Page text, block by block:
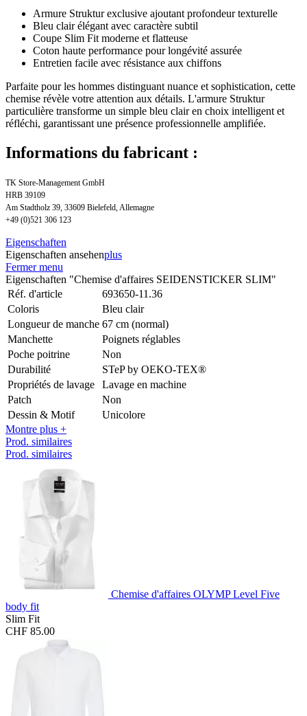
Armure Struktur exclusive ajoutant profondeur texturelle
Bleu clair élégant avec caractère subtil
Coupe Slim Fit moderne et flatteuse
Coton haute performance pour longévité assurée
Entretien facile avec résistance aux chiffons
Parfaite pour les hommes distinguant nuance et sophistication, cette
chemise révèle votre attention aux détails. L'armure Struktur
particulière transforme un simple bleu clair en choix intelligent et
réfléchi, garantissant une présence professionnelle amplifiée.
Informations du fabricant :
TK Store-Management GmbH
HRB 39109
Am Stadtholz 39, 33609 Bielefeld, Allemagne
+49 (0)521 306 123
Eigenschaften
Eigenschaften ansehenplus
Fermer menu
Eigenschaften "Chemise d'affaires SEIDENSTICKER SLIM"
Réf. d'article
693650-11.36
Coloris
Bleu clair
Longueur de manche 67 cm (normal)
Manchette
Poignets réglables
Poche poitrine
Non
Durabilité
STeP by OEKO-TEX®
Propriétés de lavage
Lavage en machine
Patch
Non
Dessin & Motif
Unicolore
Montre plus +
Prod. similaires
Prod. similaires
Chemise d'affaires OLYMP Level Five
body fit
Slim Fit
CHF 85.00